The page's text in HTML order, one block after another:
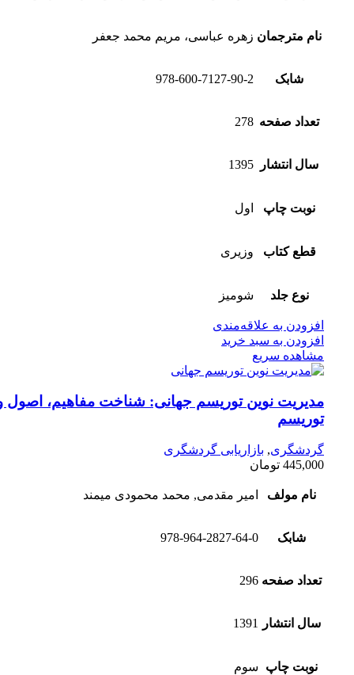
نام مترجمان زهره عباسی، مریم محمد جعفر
شابک 978-600-7127-90-2
تعداد صفحه 278
سال انتشار 1395
نوبت چاپ اول
قطع کتاب وزیری
نوع جلد شومیز
افزودن به علاقه‌مندی
افزودن به سبد خرید
مشاهده سریع
مدیریت نوین توریسم جهانی: شناخت مفاهیم، اصول و
توریسم
گردشگری, بازاریابی گردشگری
445,000 تومان
نام مولف امیر مقدمی, محمد محمودی میمند
شابک 978-964-2827-64-0
تعداد صفحه 296
سال انتشار 1391
نوبت چاپ سوم